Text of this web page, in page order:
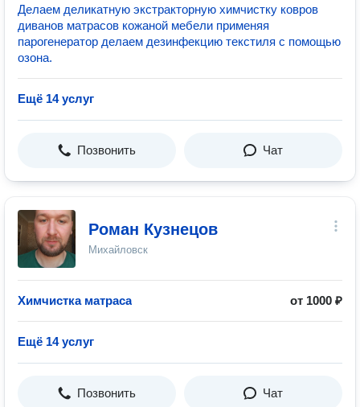
Делаем деликатную экстракторную химчистку ковров
диванов матрасов кожаной мебели применяя
парогенератор делаем дезинфекцию текстиля с помощью
озона.
Ещё 14 услуг
Позвонить Чат
Роман Кузнецов
Михайловск
Химчистка матраса от 1000 ₽
Ещё 14 услуг
Позвонить Чат